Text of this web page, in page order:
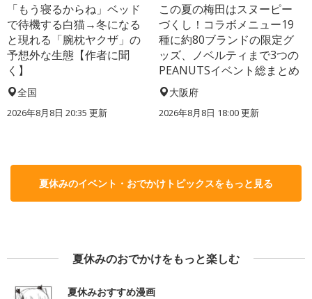
「もう寝るからね」ベッド
で待機する白猫→冬になる
と現れる「腕枕ヤクザ」の
予想外な生態【作者に聞
く】
全国
2026年8月8日 20:35 更新
この夏の梅田はスヌーピー
づくし！コラボメニュー19
種に約80ブランドの限定グ
ッズ、ノベルティまで3つの
PEANUTSイベント総まとめ
大阪府
2026年8月8日 18:00更新
夏休みのイベント・おでかけトピックスをもっと見る
夏休みのおでかけをもっと楽しむ
夏休みおすすめ漫画